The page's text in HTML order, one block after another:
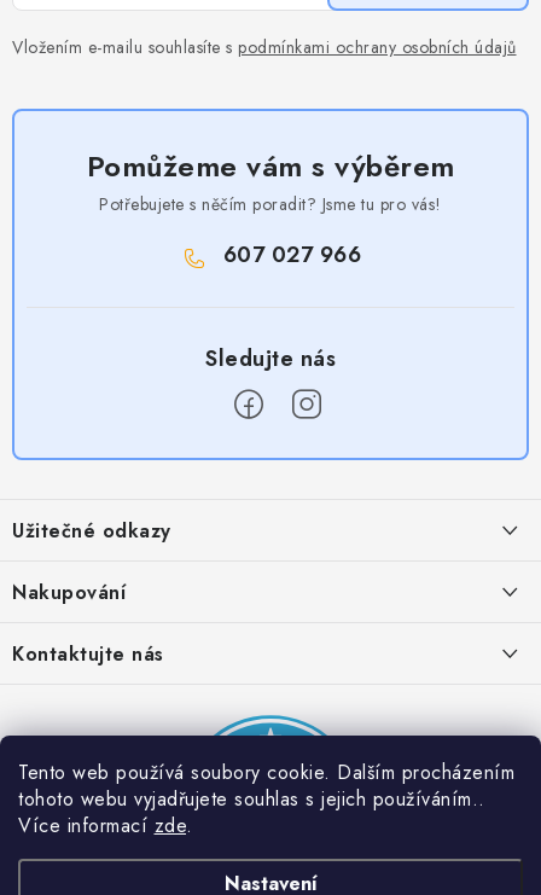
Tento web používá soubory cookie. Dalším procházením
tohoto webu vyjadřujete souhlas s jejich používáním..
Více informací zde.
Nastavení
Vložením e-mailu souhlasíte s podmínkami ochrany osobních údajů
Pomůžeme vám s výběrem
Potřebujete s něčím poradit? Jsme tu pro vás!
607 027 966
p
a
Užitečné odkazy
Obchodní podmínky
Provizní systém
Partner stránek: Super plecháček
Nakupování
Časté otázky
Podmínky akce 2 + 1 zdarma
Kontaktujte nás